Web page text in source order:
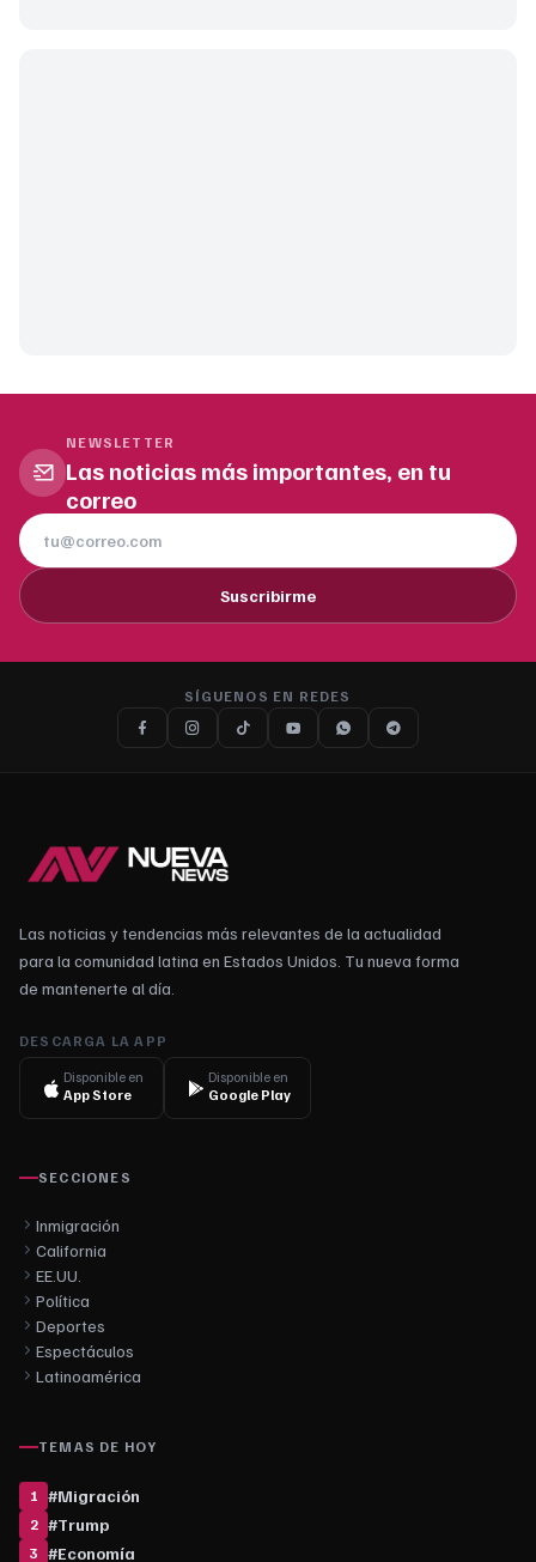
NEWSLETTER
Las noticias más importantes, en tu
correo
Suscribirme
SÍGUENOS EN REDES
Las noticias y tendencias más relevantes de la actualidad
para la comunidad latina en Estados Unidos. Tu nueva forma
de mantenerte al día.
DESCARGA LA APP
Disponible en
App Store
Disponible en
Google Play
SECCIONES
Inmigración
California
EE.UU.
Política
Deportes
Espectáculos
Latinoamérica
TEMAS DE HOY
1 #Migración
2 #Trump
3 #Economía